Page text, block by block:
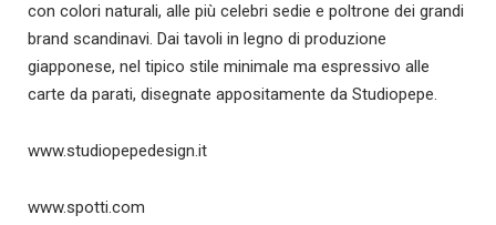
con colori naturali, alle più celebri sedie e poltrone dei grandi
brand scandinavi. Dai tavoli in legno di produzione
giapponese, nel tipico stile minimale ma espressivo alle
carte da parati, disegnate appositamente da Studiopepe.
www.studiopepedesign.it
www.spotti.com